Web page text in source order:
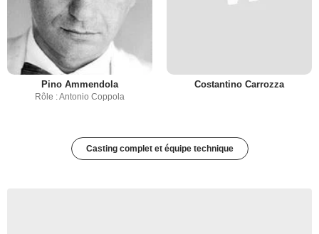
Pino Ammendola
Rôle : Antonio Coppola
Costantino Carrozza
Casting complet et équipe technique